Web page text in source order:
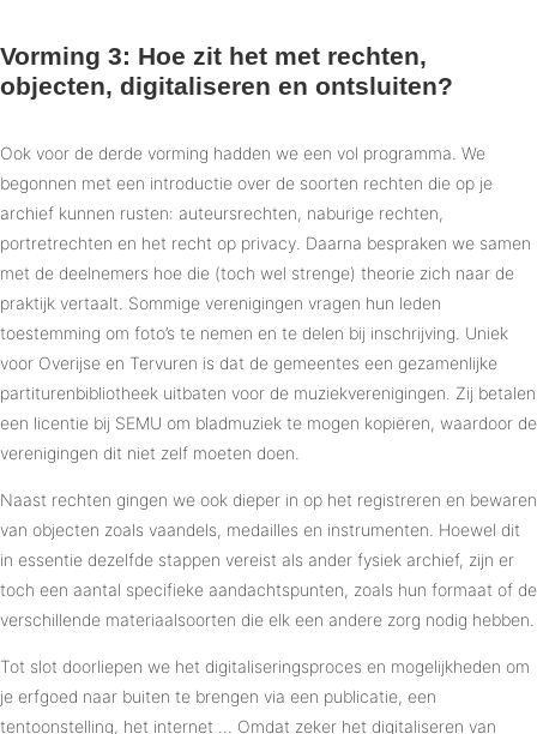
Vorming 3: Hoe zit het met rechten,
objecten, digitaliseren en ontsluiten?
Ook voor de derde vorming hadden we een vol programma. We
begonnen met een introductie over de soorten rechten die op je
archief kunnen rusten: auteursrechten, naburige rechten,
portretrechten en het recht op privacy. Daarna bespraken we samen
met de deelnemers hoe die (toch wel strenge) theorie zich naar de
praktijk vertaalt. Sommige verenigingen vragen hun leden
toestemming om foto’s te nemen en te delen bij inschrijving. Uniek
voor Overijse en Tervuren is dat de gemeentes een gezamenlijke
partiturenbibliotheek uitbaten voor de muziekverenigingen. Zij betalen
een licentie bij SEMU om bladmuziek te mogen kopiëren, waardoor de
verenigingen dit niet zelf moeten doen.
Naast rechten gingen we ook dieper in op het registreren en bewaren
van objecten zoals vaandels, medailles en instrumenten. Hoewel dit
in essentie dezelfde stappen vereist als ander fysiek archief, zijn er
toch een aantal specifieke aandachtspunten, zoals hun formaat of de
verschillende materiaalsoorten die elk een andere zorg nodig hebben.
Tot slot doorliepen we het digitaliseringsproces en mogelijkheden om
je erfgoed naar buiten te brengen via een publicatie, een
tentoonstelling, het internet … Omdat zeker het digitaliseren van